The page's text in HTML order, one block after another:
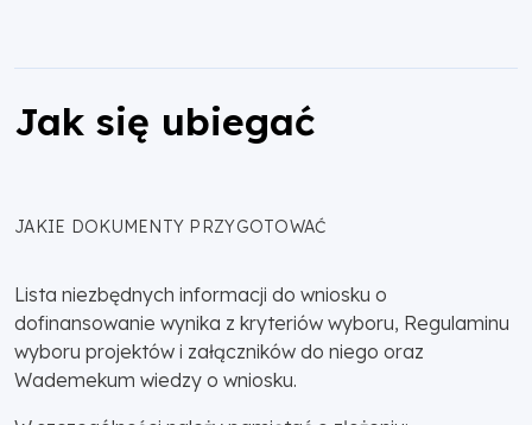
Jak się ubiegać
JAKIE DOKUMENTY PRZYGOTOWAĆ
Lista niezbędnych informacji do wniosku o
dofinansowanie wynika z kryteriów wyboru, Regulaminu
wyboru projektów i załączników do niego oraz
Wademekum wiedzy o wniosku.